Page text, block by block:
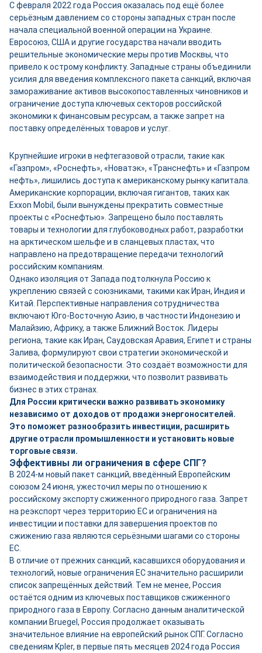
С февраля 2022 года Россия оказалась под ещё более
серьёзным давлением со стороны западных стран после
начала специальной военной операции на Украине.
Евросоюз, США и другие государства начали вводить
решительные экономические меры против Москвы, что
привело к острому конфликту. Западные страны объединили
усилия для введения комплексного пакета санкций, включая
замораживание активов высокопоставленных чиновников и
ограничение доступа ключевых секторов российской
экономики к финансовым ресурсам, а также запрет на
поставку определённых товаров и услуг.
Крупнейшие игроки в нефтегазовой отрасли, такие как
«Газпром», «Роснефть», «Новатэк», «Транснефть» и «Газпром
нефть», лишились доступа к американскому рынку капитала.
Американские корпорации, включая гигантов, таких как
Exxon Mobil, были вынуждены прекратить совместные
проекты с «Роснефтью». Запрещено было поставлять
товары и технологии для глубоководных работ, разработки
на арктическом шельфе и в сланцевых пластах, что
направлено на предотвращение передачи технологий
российским компаниям.
Однако изоляция от Запада подтолкнула Россию к
укреплению связей с союзниками, такими как Иран, Индия и
Китай. Перспективные направления сотрудничества
включают Юго-Восточную Азию, в частности Индонезию и
Малайзию, Африку, а также Ближний Восток. Лидеры
региона, такие как Иран, Саудовская Аравия, Египет и страны
Залива, формулируют свои стратегии экономической и
политической безопасности. Это создаёт возможности для
взаимодействия и поддержки, что позволит развивать
бизнес в этих странах.
Для России критически важно развивать экономику
независимо от доходов от продажи энергоносителей.
Это поможет разнообразить инвестиции, расширить
другие отрасли промышленности и установить новые
торговые связи.
Эффективны ли ограничения в сфере СПГ?
В 2024-м новый пакет санкций, введённый Европейским
союзом 24 июня, ужесточил меры по отношению к
российскому экспорту сжиженного природного газа. Запрет
на реэкспорт через территорию ЕС и ограничения на
инвестиции и поставки для завершения проектов по
сжижению газа являются серьёзными шагами со стороны
ЕС.
В отличие от прежних санкций, касавшихся оборудования и
технологий, новые ограничения ЕС значительно расширили
список запрещённых действий. Тем не менее, Россия
остаётся одним из ключевых поставщиков сжиженного
природного газа в Европу. Согласно данным аналитической
компании Bruegel, Россия продолжает оказывать
значительное влияние на европейский рынок СПГ. Согласно
сведениям Kpler, в первые пять месяцев 2024 года Россия